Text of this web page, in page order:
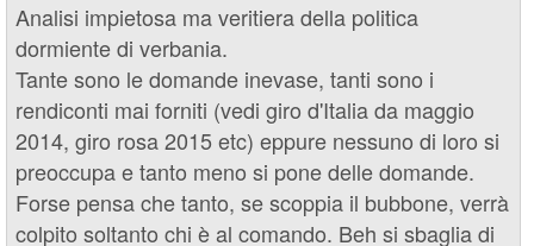
Analisi impietosa ma veritiera della politica
dormiente di verbania.
Tante sono le domande inevase, tanti sono i
rendiconti mai forniti (vedi giro d'Italia da maggio
2014, giro rosa 2015 etc) eppure nessuno di loro si
preoccupa e tanto meno si pone delle domande.
Forse pensa che tanto, se scoppia il bubbone, verrà
colpito soltanto chi è al comando. Beh si sbaglia di